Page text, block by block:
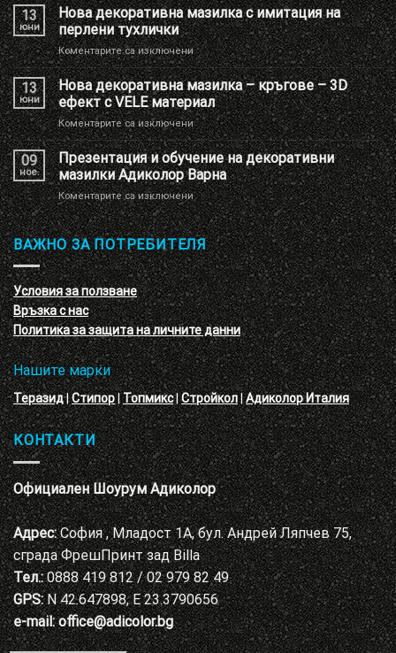
брандиране
на
Шоу
РУМ
Адиколор
13
юни
Нова декоративна мазилка с имитация на
перлени тухлички
Коментарите са изключениза
Нова
декоративна
мазилка
с
имитация
на
перлени
тухлички
13
юни
Нова декоративна мазилка – кръгове – 3D
ефект с VELE материал
Коментарите са изключениза
Нова
декоративна
мазилка
–
кръгове
–
3D
ефект
с
VELE
материал
09
ное.
Презентация и обучение на декоративни
мазилки Адиколор Варна
Коментарите са изключениза
Презентация
и
обучение
на
декоративни
мазилки
Адиколор
Варна
ВАЖНО ЗА ПОТРЕБИТЕЛЯ
Условия за ползване
Връзка с нас
Политика за защита на личните данни
Нашите марки
Теразид|Стипор|Топмикс|Стройкол|Адиколор Италия
КОНТАКТИ
Официален Шоурум Адиколор
Адрес:София , Младост 1А, бул. Андрей Ляпчев 75,
сграда ФрешПринт зад Billa
Тел.:0888 419 812 / 02 979 82 49
GPS:N 42.647898, E 23.3790656
e-mail: office@adicolor.bg